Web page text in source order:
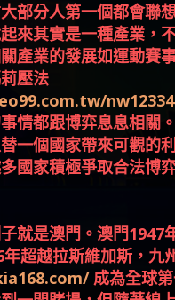
部分人第一個都會聯
來其實是一種產業，
產業的發展如運動賽
壓法
情都跟博弈息息相關
一個國家帶來可觀的
國家積極爭取合法博
就是澳門。澳門1947
超越拉斯維加斯，九
成為全球